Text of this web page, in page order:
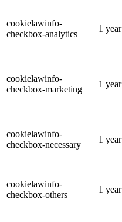
cookielawinfo-
checkbox-analytics
1 year
cookielawinfo-
checkbox-marketing
1 year
cookielawinfo-
checkbox-necessary
1 year
cookielawinfo-
checkbox-others
1 year